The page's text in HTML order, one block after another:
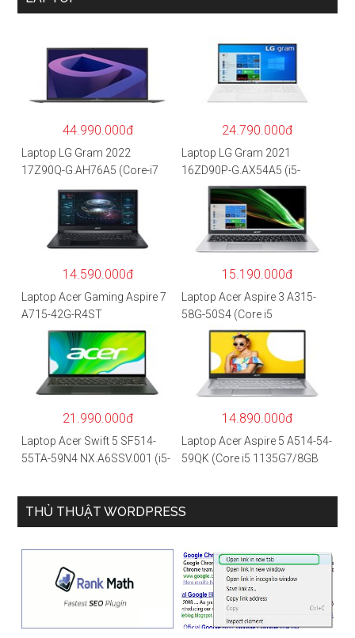
44.990.000đ
Laptop LG Gram 2022
17Z90Q-G.AH76A5 (Core-i7
1260P/16GB/512GB/17″
WQXGA/Win 11/Xám)
24.790.000đ
Laptop LG Gram 2021
16ZD90P-G.AX54A5 (i5-
1135G7/8GB RAM/512GB
SSD/16″WQXGA/Dos/Trắng)
14.590.000đ
Laptop Acer Gaming Aspire 7
A715-42G-R4ST
NH.QAYSV.004 (R5
5500U/8GB RAM/256GB
SSD/15.6″FHD IPS/GTX1650
4GB/Win10) – Hàng chính
15.190.000đ
Laptop Acer Aspire 3 A315-
58G-50S4 (Core i5
1135G7/8GB
RAM/512GB/15.6″FHD/MX35
0 2GB/Win 10/Bạc)
21.990.000đ
Laptop Acer Swift 5 SF514-
55TA-59N4 NX.A6SSV.001 (i5-
anh) – Hàng chính hãng
14.890.000đ
Laptop Acer Aspire 5 A514-54-
59QK (Core i5 1135G7/8GB
THỦ THUẬT WORDPRESS